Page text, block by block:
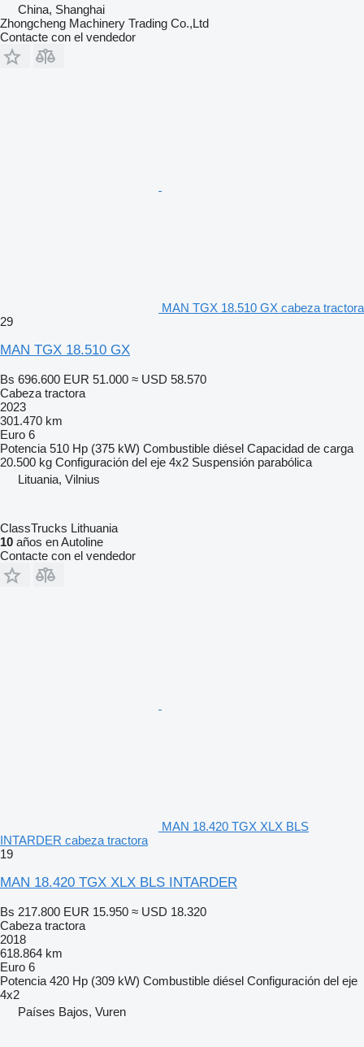
China, Shanghai
Zhongcheng Machinery Trading Co.,Ltd
Contacte con el vendedor
MAN TGX 18.510 GX cabeza tractora
29
MAN TGX 18.510 GX
Bs 696.600 EUR 51.000 ≈ USD 58.570
Cabeza tractora
2023
301.470 km
Euro 6
Potencia 510 Hp (375 kW) Combustible diésel Capacidad de carga
20.500 kg Configuración del eje 4x2 Suspensión parabólica
Lituania, Vilnius
ClassTrucks Lithuania
10 años en Autoline
Contacte con el vendedor
MAN 18.420 TGX XLX BLS
INTARDER cabeza tractora
19
MAN 18.420 TGX XLX BLS INTARDER
Bs 217.800 EUR 15.950 ≈ USD 18.320
Cabeza tractora
2018
618.864 km
Euro 6
Potencia 420 Hp (309 kW) Combustible diésel Configuración del eje
4x2
Países Bajos, Vuren